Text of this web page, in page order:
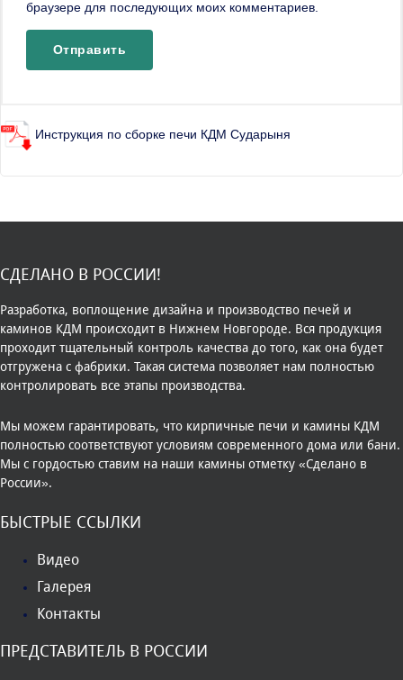
браузере для последующих моих комментариев.
Инструкция по сборке печи КДМ Сударыня
СДЕЛАНО В РОССИИ!
Разработка, воплощение дизайна и производство печей и
каминов КДМ происходит в Нижнем Новгороде. Вся продукция
проходит тщательный контроль качества до того, как она будет
отгружена с фабрики. Такая система позволяет нам полностью
контролировать все этапы производства.
Мы можем гарантировать, что кирпичные печи и камины КДМ
полностью соответствуют условиям современного дома или бани.
Мы с гордостью ставим на наши камины отметку «Сделано в
России».
БЫСТРЫЕ ССЫЛКИ
Видео
Галерея
Контакты
ПРЕДСТАВИТЕЛЬ В РОССИИ